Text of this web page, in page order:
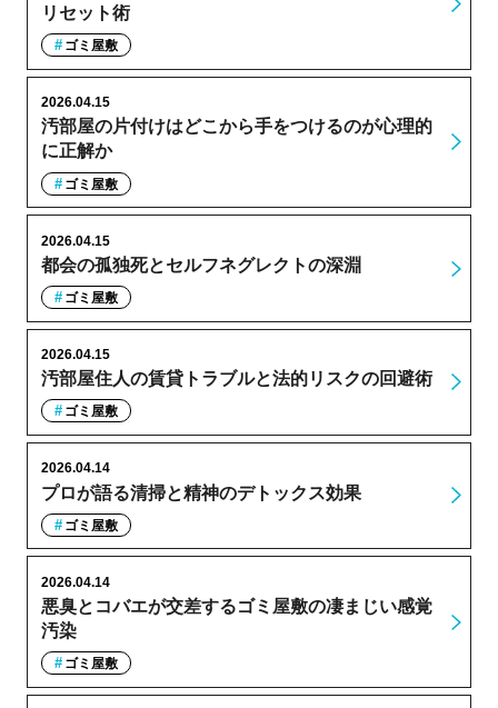
リセット術
ゴミ屋敷
汚部屋の片付けはどこから手をつけるのが心理的
に正解か
2026.04.15
ゴミ屋敷
都会の孤独死とセルフネグレクトの深淵
2026.04.15
ゴミ屋敷
汚部屋住人の賃貸トラブルと法的リスクの回避術
2026.04.15
ゴミ屋敷
プロが語る清掃と精神のデトックス効果
2026.04.14
ゴミ屋敷
悪臭とコバエが交差するゴミ屋敷の凄まじい感覚
汚染
2026.04.14
ゴミ屋敷